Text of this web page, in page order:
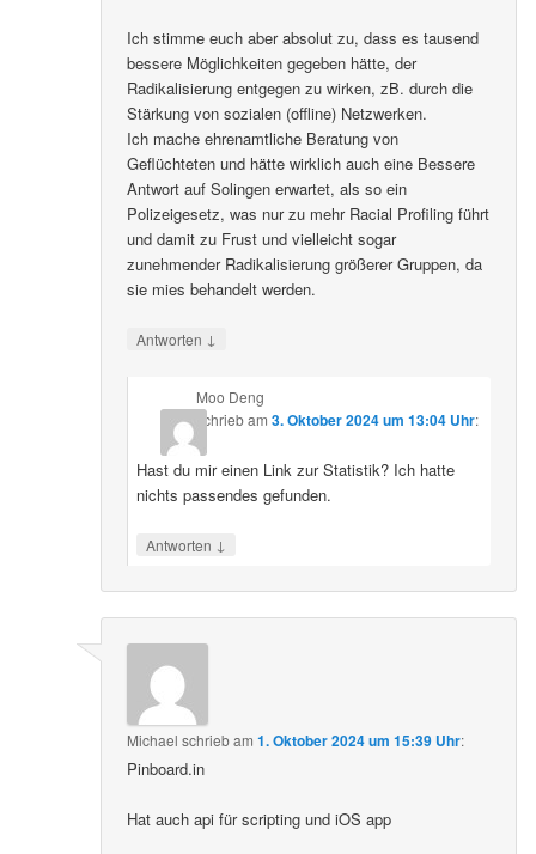
Ich stimme euch aber absolut zu, dass es tausend
bessere Möglichkeiten gegeben hätte, der
Radikalisierung entgegen zu wirken, zB. durch die
Stärkung von sozialen (offline) Netzwerken.
Ich mache ehrenamtliche Beratung von
Geflüchteten und hätte wirklich auch eine Bessere
Antwort auf Solingen erwartet, als so ein
Polizeigesetz, was nur zu mehr Racial Profiling führt
und damit zu Frust und vielleicht sogar
zunehmender Radikalisierung größerer Gruppen, da
sie mies behandelt werden.
Antworten ↓
Moo Deng
schriebam 3. Oktober 2024 um 13:04 Uhr:
Hast du mir einen Link zur Statistik? Ich hatte
nichts passendes gefunden.
Antworten ↓
Michael schriebam1. Oktober 2024 um 15:39 Uhr:
Pinboard.in
Hat auch api für scripting und iOS app